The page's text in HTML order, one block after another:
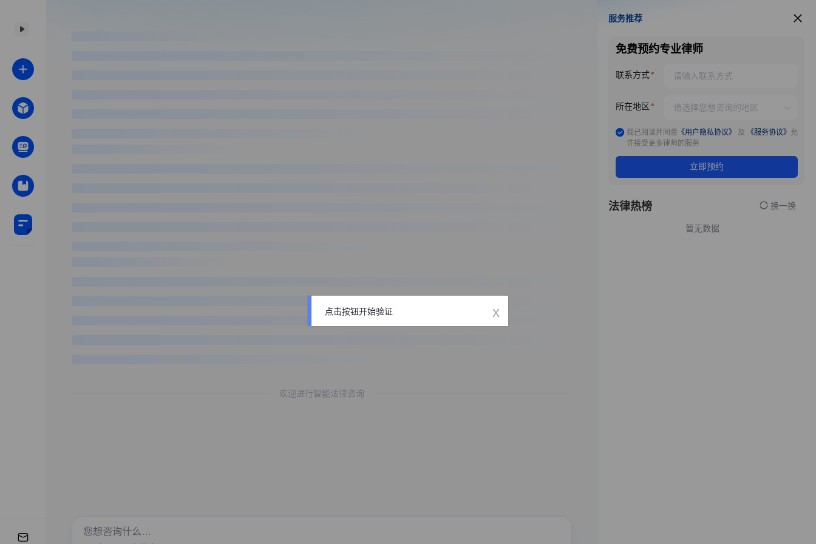
欢迎进行智能法律咨询
服务推荐
服务推荐
免费预约专业律师
联系方式
所在地区
我已阅读并同意 《用户隐私协议》 及 《服务协议》 允
许接受更多律师的服务
立即预约
法律热榜 换一换
暂无数据
点击按钮开始验证 x